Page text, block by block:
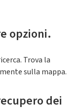
opzioni.
Trova la
sulla mappa.
dei